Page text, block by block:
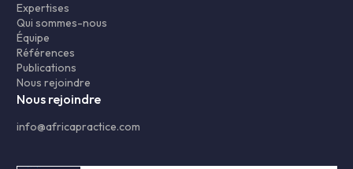
Expertises
Qui sommes-nous
Équipe
Références
Publications
Nous rejoindre
Nous rejoindre
info@africapractice.com